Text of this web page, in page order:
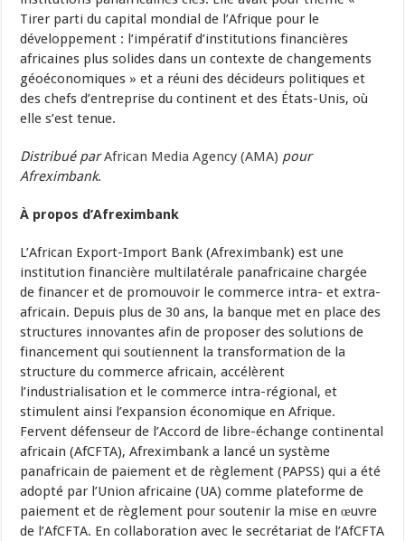
Tirer parti du capital mondial de l’Afrique pour le
développement : l’impératif d’institutions financières
africaines plus solides dans un contexte de changements
géoéconomiques » et a réuni des décideurs politiques et
des chefs d’entreprise du continent et des États-Unis, où
elle s’est tenue.
Distribué parAfrican Media Agency (AMA) pour
Afreximbank.
À propos d’Afreximbank
L’African Export-Import Bank (Afreximbank) est une
institution financière multilatérale panafricaine chargée
de financer et de promouvoir le commerce intra- et extra-
africain. Depuis plus de 30 ans, la banque met en place des
structures innovantes afin de proposer des solutions de
financement qui soutiennent la transformation de la
structure du commerce africain, accélèrent
l’industrialisation et le commerce intra-régional, et
stimulent ainsi l’expansion économique en Afrique.
Fervent défenseur de l’Accord de libre-échange continental
africain (AfCFTA), Afreximbank a lancé un système
panafricain de paiement et de règlement (PAPSS) qui a été
adopté par l’Union africaine (UA) comme plateforme de
paiement et de règlement pour soutenir la mise en œuvre
de l’AfCFTA. En collaboration avec le secrétariat de l’AfCFTA